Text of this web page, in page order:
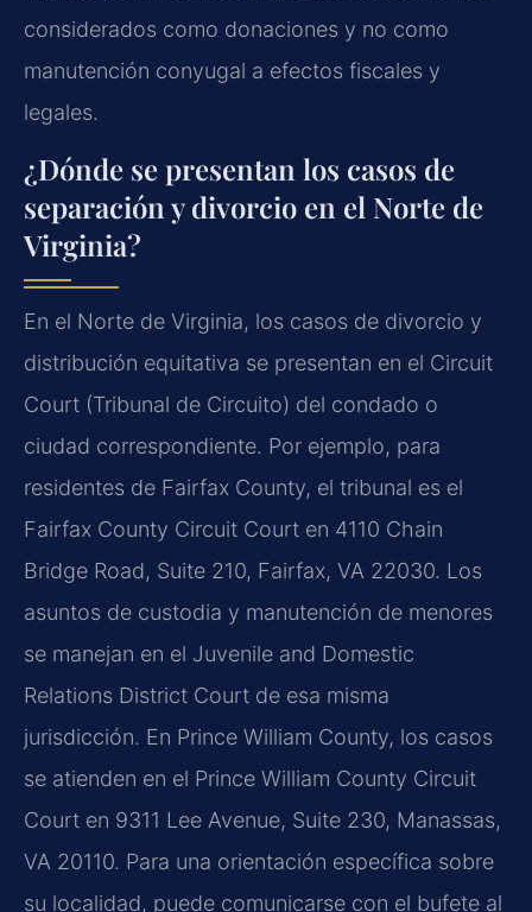
considerados como donaciones y no como
manutención conyugal a efectos fiscales y
legales.
¿Dónde se presentan los casos de
separación y divorcio en el Norte de
Virginia?
En el Norte de Virginia, los casos de divorcio y
distribución equitativa se presentan en el Circuit
Court (Tribunal de Circuito) del condado o
ciudad correspondiente. Por ejemplo, para
residentes de Fairfax County, el tribunal es el
Fairfax County Circuit Court en 4110 Chain
Bridge Road, Suite 210, Fairfax, VA 22030. Los
asuntos de custodia y manutención de menores
se manejan en el Juvenile and Domestic
Relations District Court de esa misma
jurisdicción. En Prince William County, los casos
se atienden en el Prince William County Circuit
Court en 9311 Lee Avenue, Suite 230, Manassas,
VA 20110. Para una orientación específica sobre
su localidad, puede comunicarse con el bufete al